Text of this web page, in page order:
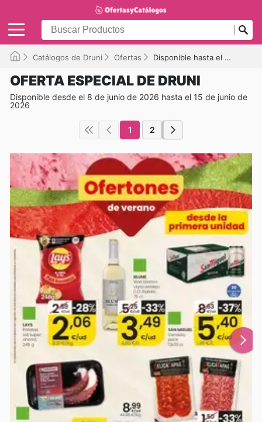
Catálogos de Druni Ofertas Disponible hasta el 15/06/2026
OFERTA ESPECIAL DE DRUNI
Disponible desde el 8 de junio de 2026 hasta el 15 de junio de
2026
1 2